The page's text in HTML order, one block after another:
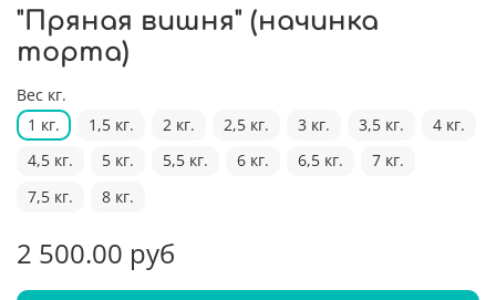
"Пряная вишня" (начинка
торта)
Вес кг.
1 кг.
1,5 кг. 2 кг. 2,5 кг. 3 кг. 3,5 кг.
4 кг.
4,5 кг.
5 кг. 5,5 кг. 6 кг. 6,5 кг.
7 кг.
7,5 кг.
8 кг.
2 500.00 руб